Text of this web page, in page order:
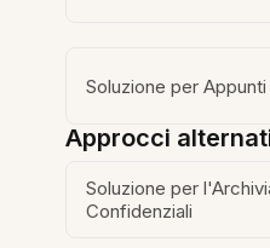
Soluzione per
Approcci
Soluzione per
Confidenziali